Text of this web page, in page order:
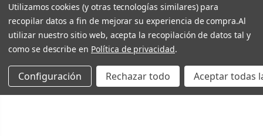
Utilizamos cookies (y otras tecnologías similares) para
recopilar datos a fin de mejorar su experiencia de compra.Al
utilizar nuestro sitio web, acepta la recopilación de datos tal y
como se describe en Política de privacidad.
Configuración Rechazar todo Aceptar todas